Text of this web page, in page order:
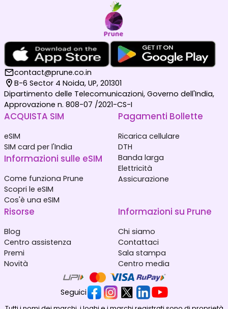
contact@prune.co.in
B-6 Sector 4 Noida, UP, 201301
Dipartimento delle Telecomunicazioni, Governo dell'India,
Approvazione n. 808-07 /2021-CS-I
ACQUISTA SIM
eSIM
SIM card per l'India
Informazioni sulle eSIM
Come funziona Prune
Scopri le eSIM
Cos'è una eSIM
Pagamenti Bollette
Ricarica cellulare
DTH
Banda larga
Elettricità
Assicurazione
Risorse
Blog
Centro assistenza
Premi
Novità
Informazioni su Prune
Chi siamo
Contattaci
Sala stampa
Centro media
Seguici